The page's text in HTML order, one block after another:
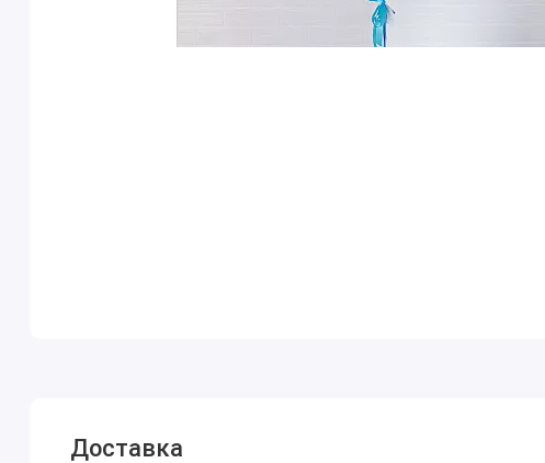
Доставка